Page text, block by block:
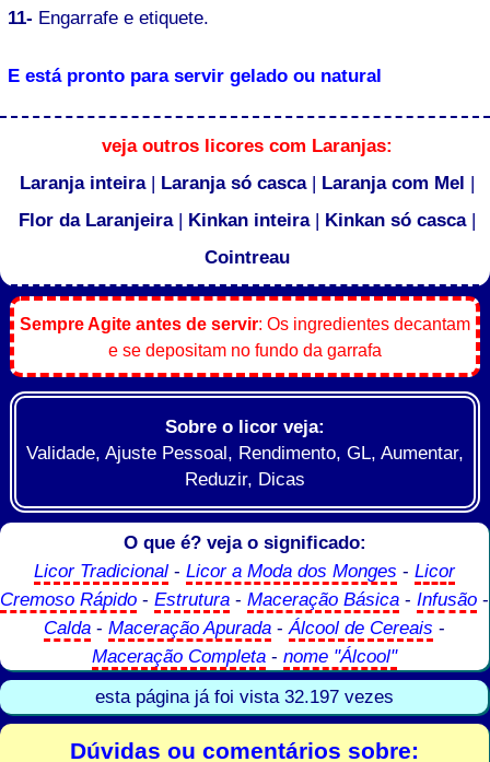
11- Engarrafe e etiquete.
E está pronto para servir gelado ou natural
veja outros licores com Laranjas:
Laranja inteira| Laranja só casca| Laranja com Mel |
Flor da Laranjeira| Kinkan inteira| Kinkan só casca|
Cointreau
Sempre Agite antes de servir: Os ingredientes decantam
e se depositam no fundo da garrafa
Sobre o licor veja:
Validade, Ajuste Pessoal, Rendimento, GL, Aumentar,
Reduzir, Dicas
O que é? veja o significado:
Licor Tradicional -Licor a Moda dos Monges -Licor
Cremoso Rápido -Estrutura -Maceração Básica - Infusão -
Calda -Maceração Apurada -Álcool de Cereais -
Maceração Completa -nome "Álcool"
esta página já foi vista 32.197 vezes
Dúvidas ou comentários sobre: